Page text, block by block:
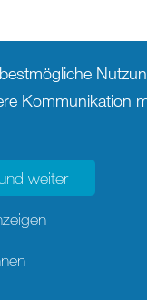
Kommunikation
weiter